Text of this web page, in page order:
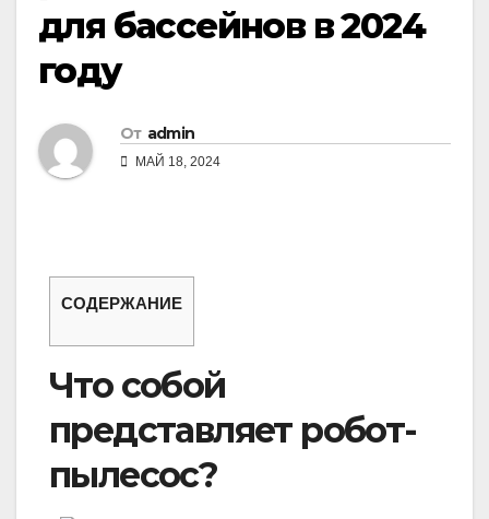
для бассейнов в 2024
году
От admin
МАЙ 18, 2024
СОДЕРЖАНИЕ
Что собой
представляет робот-
пылесос?